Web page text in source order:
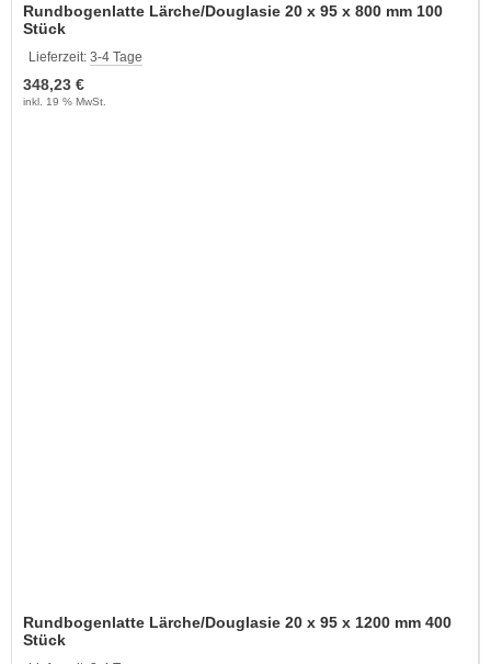
Rundbogenlatte Lärche/Douglasie 20 x 95 x 800 mm 100
Stück
Lieferzeit: 3-4 Tage
348,23 €
inkl. 19 % MwSt.
Rundbogenlatte Lärche/Douglasie 20 x 95 x 1200 mm 400
Stück